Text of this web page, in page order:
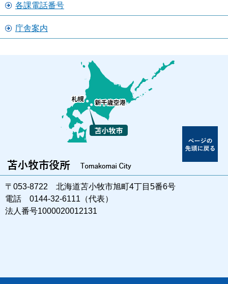
各課電話番号
庁舎案内
〒053-8722 北海道苫小牧市旭町4丁目5番6号
電話 0144-32-6111（代表）
法人番号1000020012131